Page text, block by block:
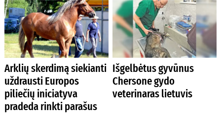
Arklių skerdimą siekianti
uždrausti Europos
piliečių iniciatyva
pradeda rinkti parašus
Išgelbėtus gyvūnus
Chersone gydo
veterinaras lietuvis